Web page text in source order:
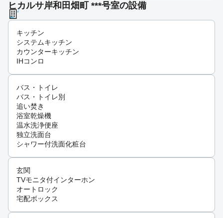
ヒカルサ岸和田畑町 ***号室の設備
キッチン
システムキッチン
カウンターキッチン
IHコンロ
バス・トイレ
バス・トイレ別
追い焚き
浴室乾燥機
温水洗浄便座
独立洗面台
シャワー付洗面化粧台
玄関
TVモニタ付インターホン
オートロック
宅配ボックス